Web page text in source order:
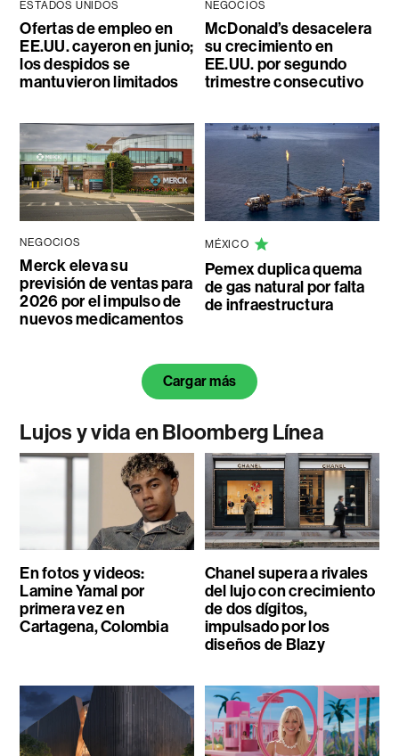
ESTADOS UNIDOS
Ofertas de empleo en
EE.UU. cayeron en junio;
los despidos se
mantuvieron limitados
NEGOCIOS
McDonald’s desacelera
su crecimiento en
EE.UU. por segundo
trimestre consecutivo
NEGOCIOS
Merck eleva su
previsión de ventas para
2026 por el impulso de
nuevos medicamentos
MÉXICO
Pemex duplica quema
de gas natural por falta
de infraestructura
Cargar más
Lujos y vida en Bloomberg Línea
En fotos y videos:
Lamine Yamal por
primera vez en
Cartagena, Colombia
Chanel supera a rivales
del lujo con crecimiento
de dos dígitos,
impulsado por los
diseños de Blazy